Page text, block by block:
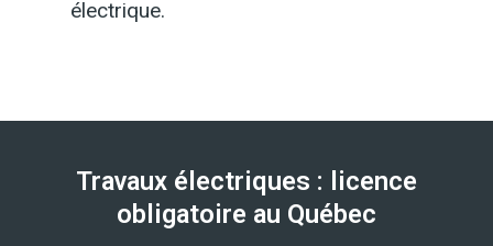
électrique.
Travaux électriques : licence
obligatoire au Québec